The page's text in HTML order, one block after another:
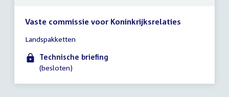
Vaste commissie voor Koninkrijksrelaties
vergadering
11:00
-
12:00
uur
Landspakketten
Technische briefing
(besloten)